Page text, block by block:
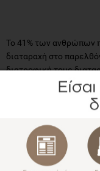
Το 41% των ανθρώπων
διαταραχή στο
διατροφική τους
άλλαξαν πολλούς
ακραία και αυστηρά
σε ένα έμπειρο
που αναγνώρισε τα
λειτούργησε με τα
πριν απ’ όλα, να
και συναισθηματικού